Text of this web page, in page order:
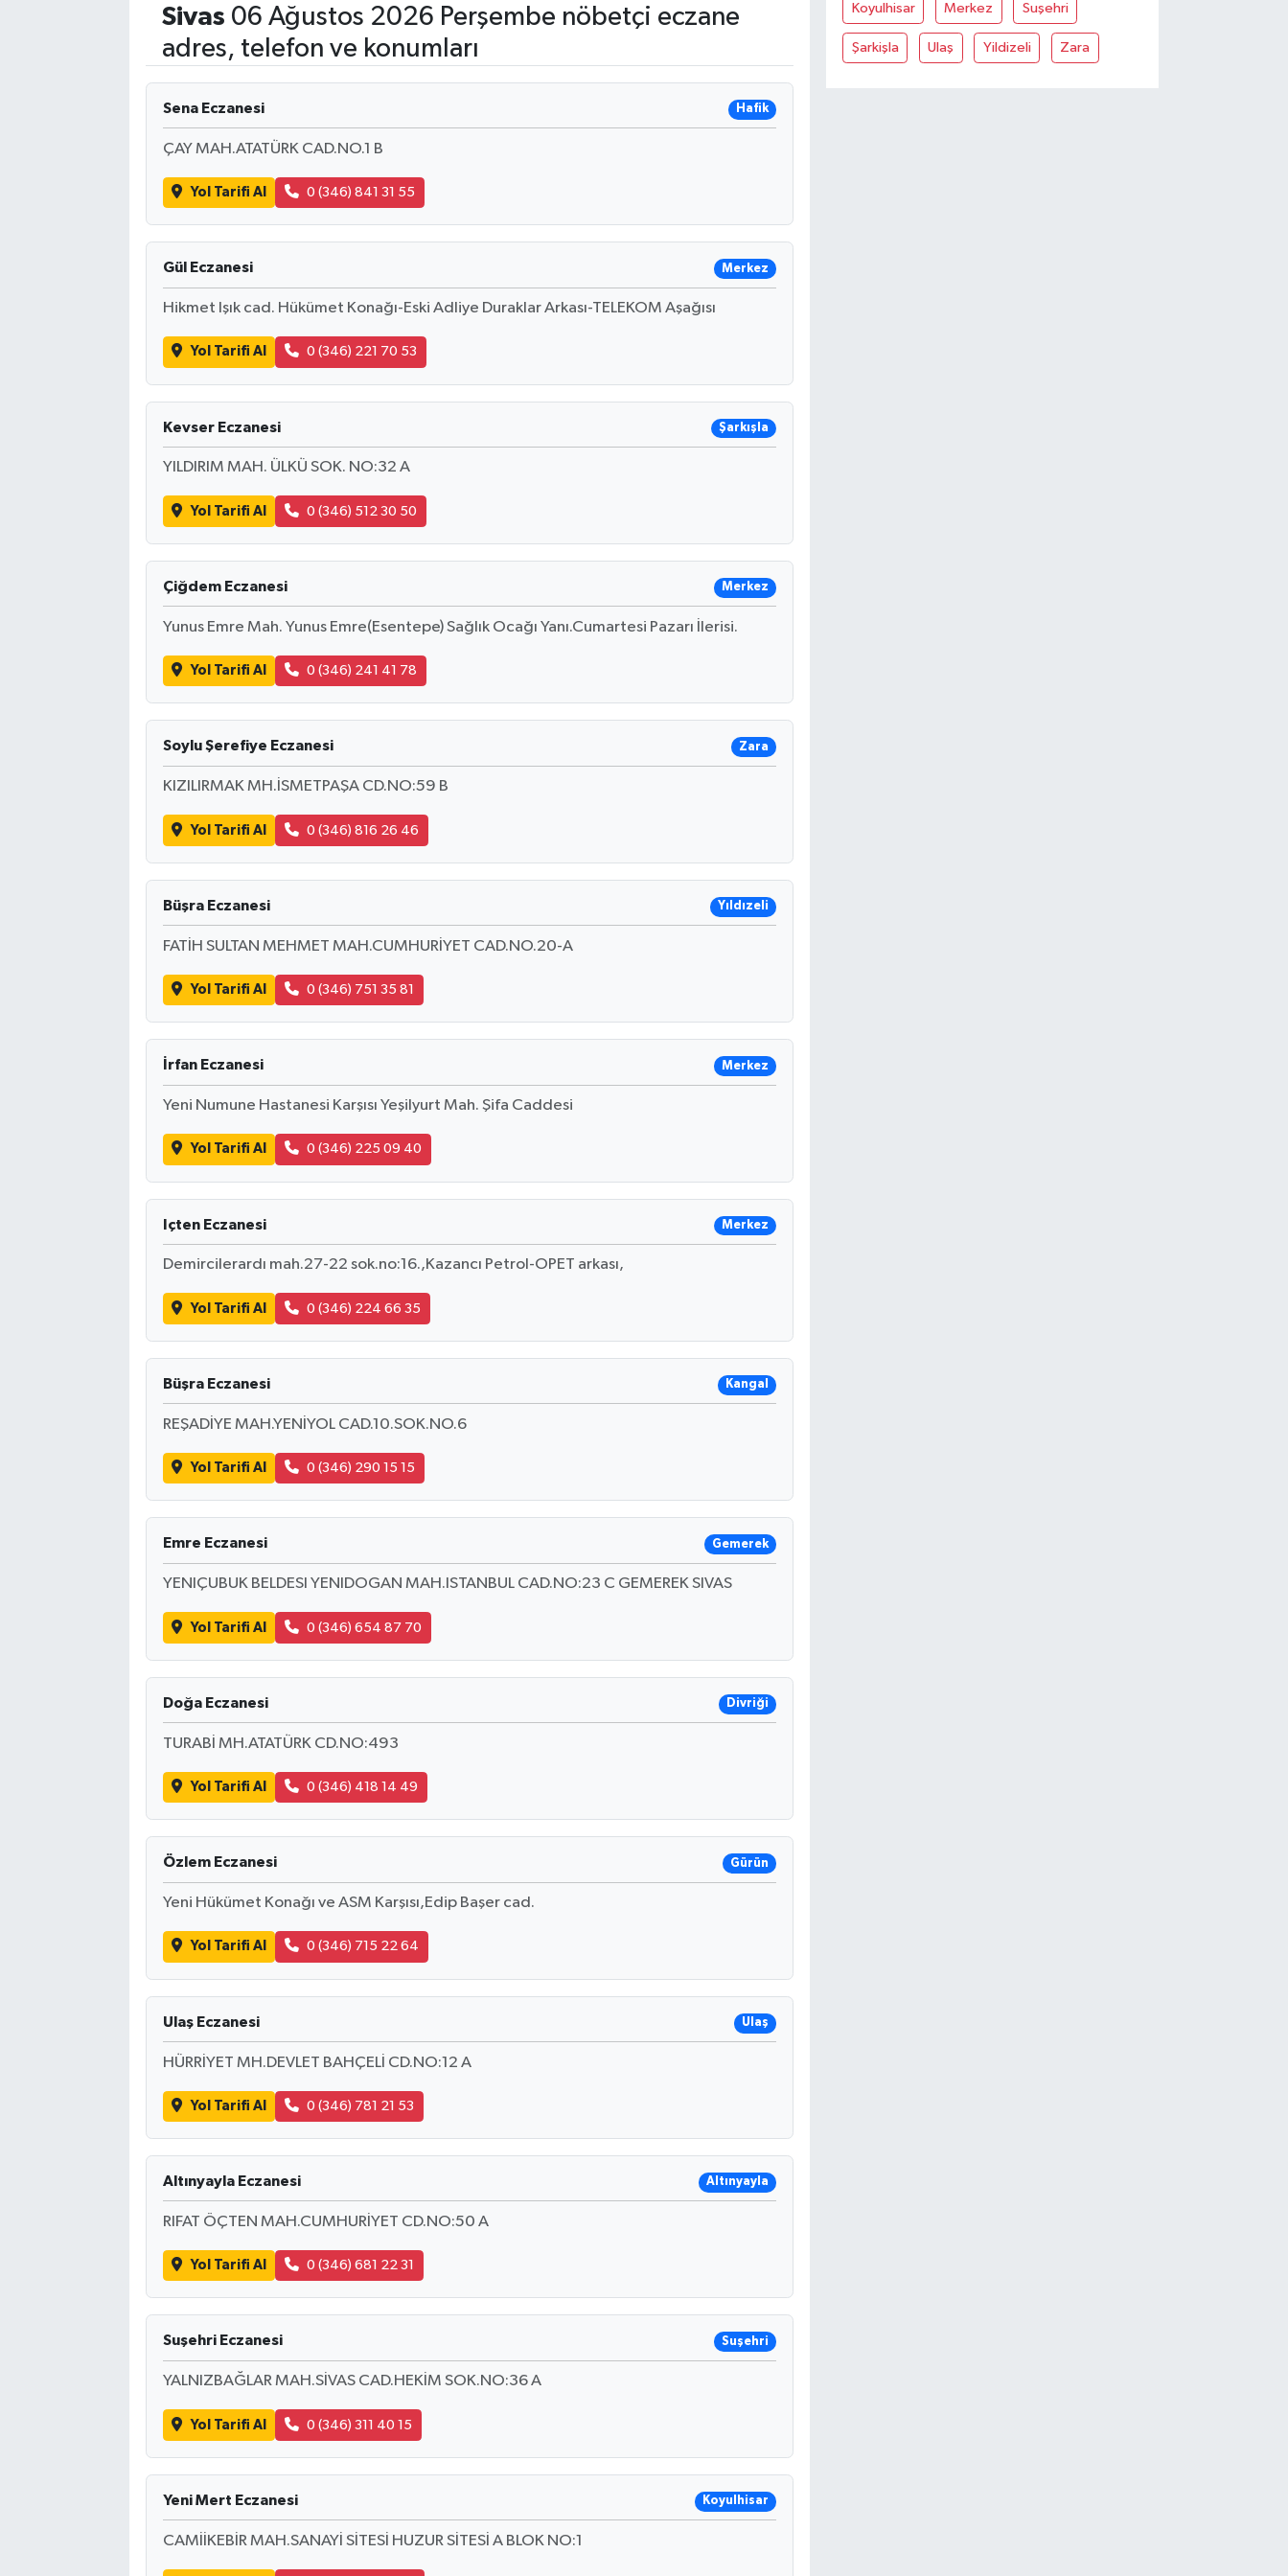
Sivas 06 Ağustos 2026 Perşembe nöbetçi eczane
adres, telefon ve konumları
Sena Eczanesi Hafik
ÇAY MAH.ATATÜRK CAD.NO.1 B
Yol Tarifi Al 0 (346) 841 31 55
Gül Eczanesi Merkez
Hikmet Işık cad. Hükümet Konağı-Eski Adliye Duraklar Arkası-TELEKOM Aşağısı
Yol Tarifi Al 0 (346) 221 70 53
Kevser Eczanesi Şarkışla
YILDIRIM MAH. ÜLKÜ SOK. NO:32 A
Yol Tarifi Al 0 (346) 512 30 50
Çiğdem Eczanesi Merkez
Yunus Emre Mah. Yunus Emre(Esentepe) Sağlık Ocağı Yanı.Cumartesi Pazarı İlerisi.
Yol Tarifi Al 0 (346) 241 41 78
Soylu Şerefiye Eczanesi Zara
KIZILIRMAK MH.İSMETPAŞA CD.NO:59 B
Yol Tarifi Al 0 (346) 816 26 46
Büşra Eczanesi Yıldızeli
FATİH SULTAN MEHMET MAH.CUMHURİYET CAD.NO.20-A
Yol Tarifi Al 0 (346) 751 35 81
İrfan Eczanesi Merkez
Yeni Numune Hastanesi Karşısı Yeşilyurt Mah. Şifa Caddesi
Yol Tarifi Al 0 (346) 225 09 40
Içten Eczanesi Merkez
Demircilerardı mah.27-22 sok.no:16.,Kazancı Petrol-OPET arkası,
Yol Tarifi Al 0 (346) 224 66 35
Büşra Eczanesi Kangal
REŞADİYE MAH.YENİYOL CAD.10.SOK.NO.6
Yol Tarifi Al 0 (346) 290 15 15
Emre Eczanesi Gemerek
YENIÇUBUK BELDESI YENIDOGAN MAH.ISTANBUL CAD.NO:23 C GEMEREK SIVAS
Yol Tarifi Al 0 (346) 654 87 70
Doğa Eczanesi Divriği
TURABİ MH.ATATÜRK CD.NO:493
Yol Tarifi Al 0 (346) 418 14 49
Özlem Eczanesi Gürün
Yeni Hükümet Konağı ve ASM Karşısı,Edip Başer cad.
Yol Tarifi Al 0 (346) 715 22 64
Ulaş Eczanesi Ulaş
HÜRRİYET MH.DEVLET BAHÇELİ CD.NO:12 A
Yol Tarifi Al 0 (346) 781 21 53
Altınyayla Eczanesi Altınyayla
RIFAT ÖÇTEN MAH.CUMHURİYET CD.NO:50 A
Yol Tarifi Al 0 (346) 681 22 31
Suşehri Eczanesi Suşehri
YALNIZBAĞLAR MAH.SİVAS CAD.HEKİM SOK.NO:36 A
Yol Tarifi Al 0 (346) 311 40 15
Yeni Mert Eczanesi Koyulhisar
CAMİİKEBİR MAH.SANAYİ SİTESİ HUZUR SİTESİ A BLOK NO:1
Koyulhisar Merkez Suşehri
Şarkişla Ulaş Yildizeli Zara